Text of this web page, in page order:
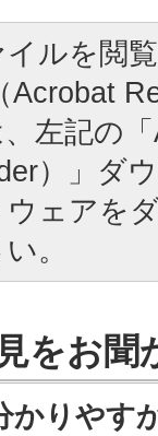
ルを閲
Acrobat
左記の
）」ダ
ェアを
。
をお聞
かりやす